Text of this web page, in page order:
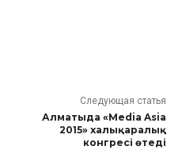
Следующая статья
Алматыда «Media Asia
2015» халықаралық
конгресі өтеді